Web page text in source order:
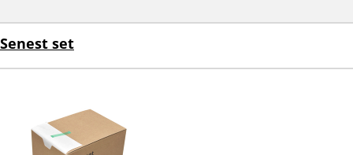
Senest set